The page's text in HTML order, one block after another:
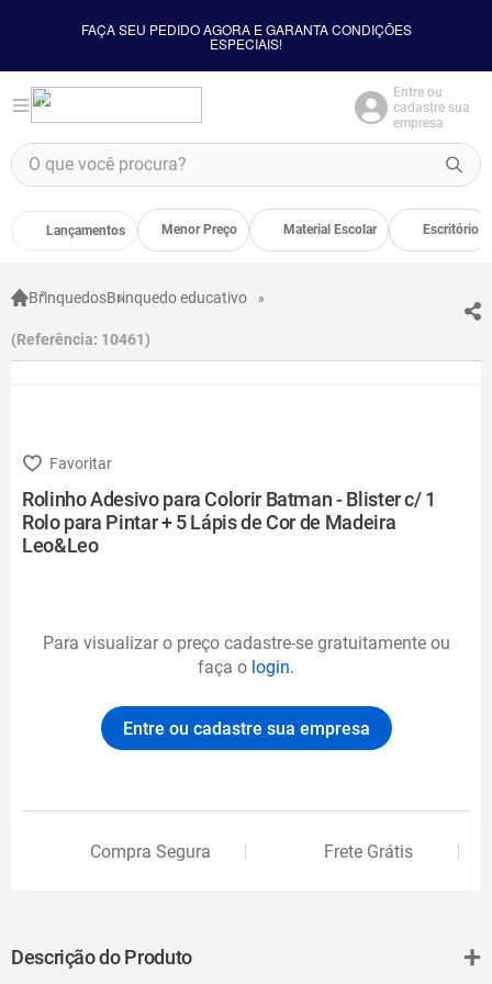
FAÇA SEU PEDIDO AGORA E GARANTA CONDIÇÕES
ESPECIAIS!
Entre ou
cadastre sua
empresa
O que você procura?
Lançamentos Menor Preço Material Escolar Escritório
BrinquedosBrinquedo educativo
Referência: 10461
Rolinho Adesivo para Colorir Batman - Blister c/ 1
Rolo para Pintar + 5 Lápis de Cor de Madeira
Leo&Leo
Para visualizar o preço cadastre-se gratuitamente ou
faça o login.
Entre ou cadastre sua empresa
Compra Segura Frete Grátis
Descrição do Produto +
TERMOS MAIS BUSCADOS
2º
apontador
3º
bloco adesivo